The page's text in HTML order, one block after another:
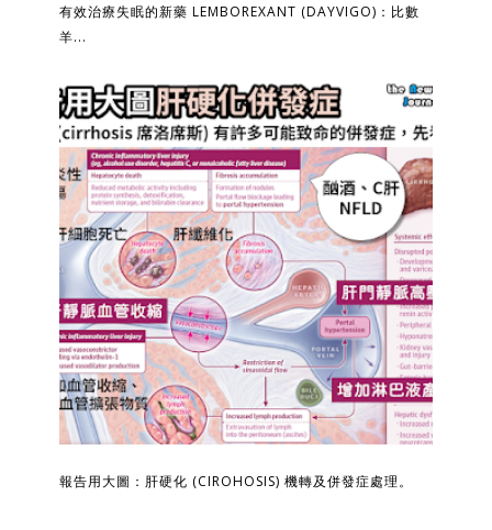
有效治療失眠的新藥 LEMBOREXANT (DAYVIGO)：比數
羊...
報告用大圖：肝硬化 (CIROHOSIS) 機轉及併發症處理。